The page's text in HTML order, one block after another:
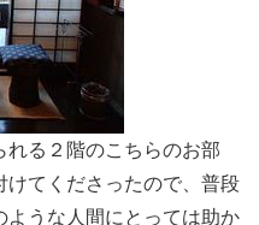
る２階のこちらのお部
けてくださったので、普段
うな人間にとっては助か